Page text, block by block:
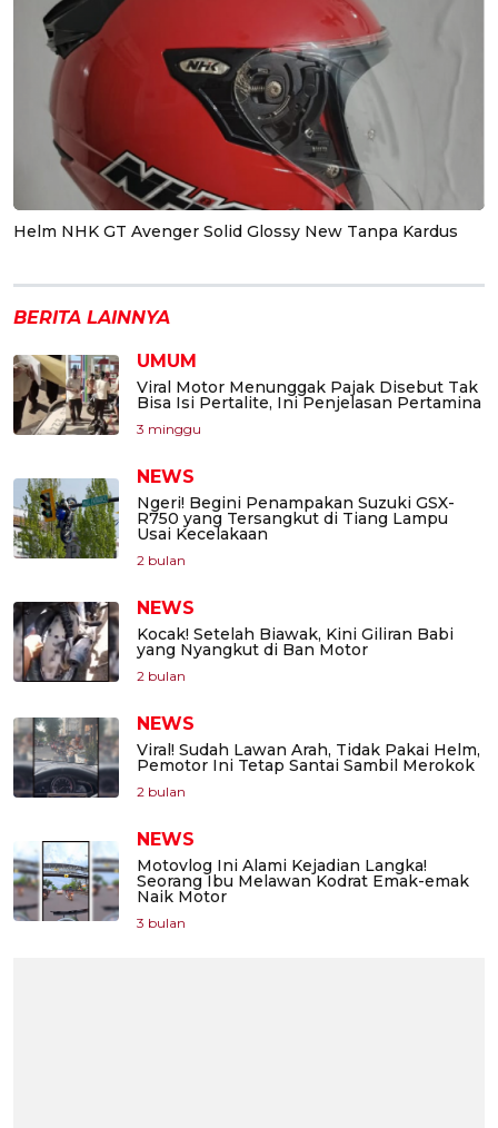
Helm NHK GT Avenger Solid Glossy New Tanpa Kardus
BERITA LAINNYA
UMUM
Viral Motor Menunggak Pajak Disebut Tak
Bisa Isi Pertalite, Ini Penjelasan Pertamina
3 minggu
NEWS
Ngeri! Begini Penampakan Suzuki GSX-
R750 yang Tersangkut di Tiang Lampu
Usai Kecelakaan
2 bulan
NEWS
Kocak! Setelah Biawak, Kini Giliran Babi
yang Nyangkut di Ban Motor
2 bulan
NEWS
Viral! Sudah Lawan Arah, Tidak Pakai Helm,
Pemotor Ini Tetap Santai Sambil Merokok
2 bulan
NEWS
Motovlog Ini Alami Kejadian Langka!
Seorang Ibu Melawan Kodrat Emak-emak
Naik Motor
3 bulan